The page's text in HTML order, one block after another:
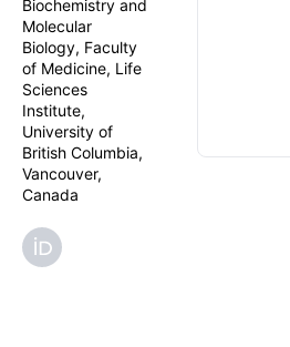
Biochemistry and
Molecular
Biology, Faculty
of Medicine, Life
Sciences
Institute,
University of
British Columbia,
Vancouver,
Canada